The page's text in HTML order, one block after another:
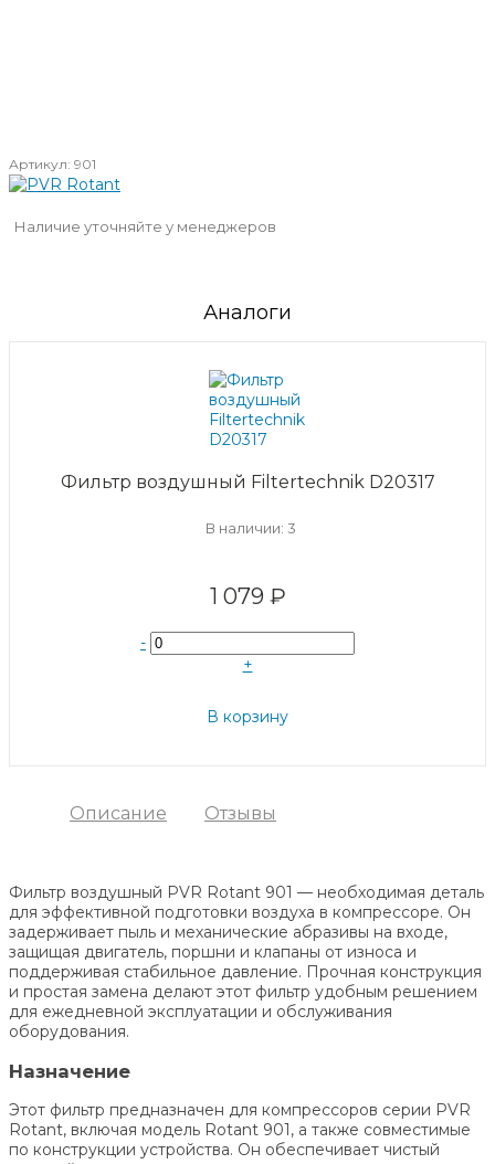
Артикул: 901
Наличие уточняйте у менеджеров
Аналоги
Фильтр воздушный Filtertechnik D20317
В наличии: 3
1 079 ₽
-
+
В корзину
Описание Отзывы
Фильтр воздушный PVR Rotant 901 — необходимая деталь
для эффективной подготовки воздуха в компрессоре. Он
задерживает пыль и механические абразивы на входе,
защищая двигатель, поршни и клапаны от износа и
поддерживая стабильное давление. Прочная конструкция
и простая замена делают этот фильтр удобным решением
для ежедневной эксплуатации и обслуживания
оборудования.
Назначение
Этот фильтр предназначен для компрессоров серии PVR
Rotant, включая модель Rotant 901, а также совместимые
по конструкции устройства. Он обеспечивает чистый